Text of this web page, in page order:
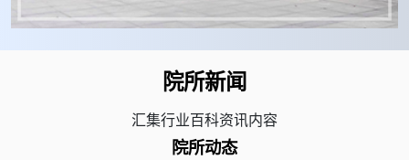
院所新闻
汇集行业百科资讯内容
院所动态